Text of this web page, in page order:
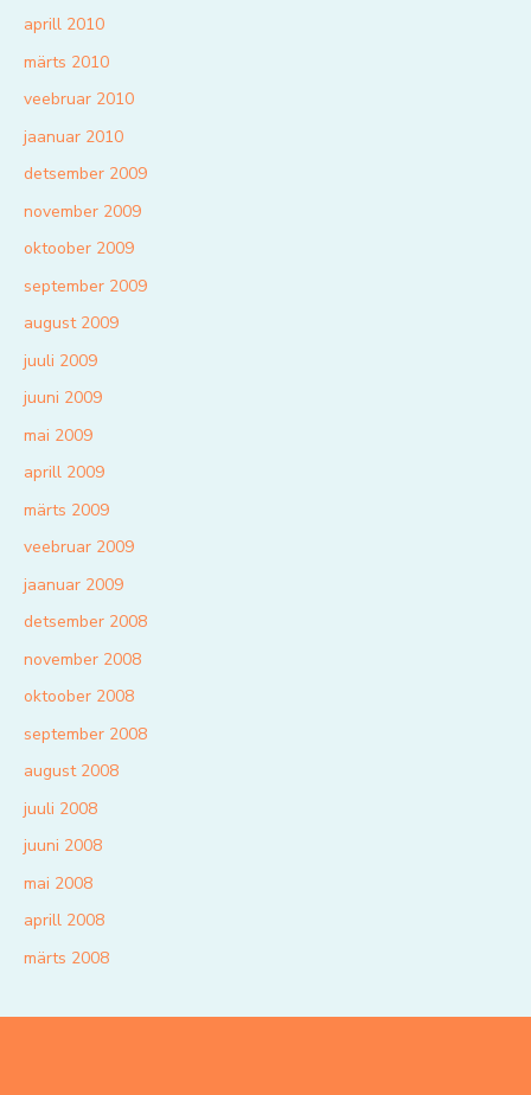
aprill 2010
märts 2010
veebruar 2010
jaanuar 2010
detsember 2009
november 2009
oktoober 2009
september 2009
august 2009
juuli 2009
juuni 2009
mai 2009
aprill 2009
märts 2009
veebruar 2009
jaanuar 2009
detsember 2008
november 2008
oktoober 2008
september 2008
august 2008
juuli 2008
juuni 2008
mai 2008
aprill 2008
märts 2008